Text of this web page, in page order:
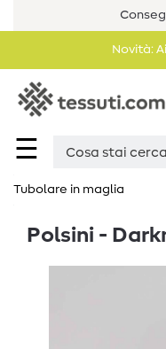
Novità:
☰
Tubolare in maglia
Polsini -